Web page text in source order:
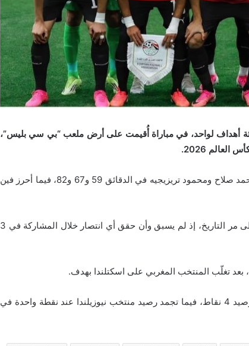
أهداف لواحد، في مباراة أُقيمت على أرض ملعب “بي سي بليس”،
2026.
وسجّل أهداف منتخب “الفراعنة” كل من مصطفى زيكو ومحمد صلاح ومحمود تريزيجيه في الدقائق 59 و67 و82، فيما أحرز فين
ويعد هذا الفوز هو الأول للمنتخب المصري في المونديال على مر التاريخ، إذ لم يسبق وأن حقق أي انتصار خلال المشاركة في 3
بعد تغلّب المنتخب المغربي على اسكتلندا بهدف.
وتصدر منتخب “الفراعنة” سلم ترتيب المجموعة السابعة برصيد 4 نقاط، فيما تجمد رصيد منتخب نيوزيلندا عند نقطة واحدة في